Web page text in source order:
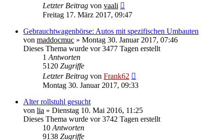
Letzter Beitrag von vaali
Freitag 17. März 2017, 09:47
Gebrauchtwagenbörse: Autos mit spezifischen Umbauten
von maddocmuc » Montag 30. Januar 2017, 07:46
Dieses Thema wurde vor 3477 Tagen erstellt
1 Antworten
5120 Zugriffe
Letzter Beitrag von Frank62
Montag 30. Januar 2017, 09:33
Alter rollstuhl gesucht
von lia » Dienstag 10. Mai 2016, 11:25
Dieses Thema wurde vor 3742 Tagen erstellt
10 Antworten
9138 Zugriffe